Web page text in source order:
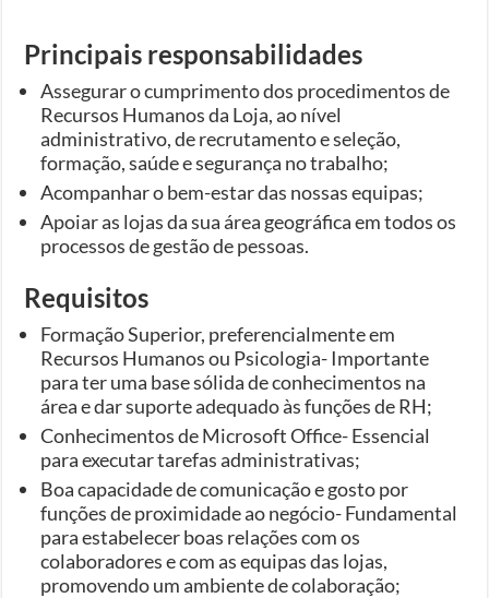
Principais responsabilidades
Assegurar o cumprimento dos procedimentos de
Recursos Humanos da Loja, ao nível
administrativo, de recrutamento e seleção,
formação, saúde e segurança no trabalho;
Acompanhar o bem-estar das nossas equipas;
Apoiar as lojas da sua área geográfica em todos os
processos de gestão de pessoas.
Requisitos
Formação Superior, preferencialmente em
Recursos Humanos ou Psicologia- Importante
para ter uma base sólida de conhecimentos na
área e dar suporte adequado às funções de RH;
Conhecimentos de Microsoft Office- Essencial
para executar tarefas administrativas;
Boa capacidade de comunicação e gosto por
funções de proximidade ao negócio- Fundamental
para estabelecer boas relações com os
colaboradores e com as equipas das lojas,
promovendo um ambiente de colaboração;